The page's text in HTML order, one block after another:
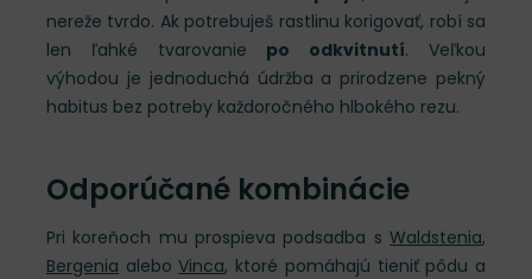
nereže tvrdo. Ak potrebuješ rastlinu korigovať, robí sa
len ľahké tvarovanie po odkvitnutí. Veľkou
výhodou je jednoduchá údržba a prirodzene pekný
habitus bez potreby každoročného hlbokého rezu.
Odporúčané kombinácie
Pri koreňoch mu prospieva podsadba s Waldstenia,
Bergenia aleboVinca, ktoré pomáhajú tieniť pôdu a